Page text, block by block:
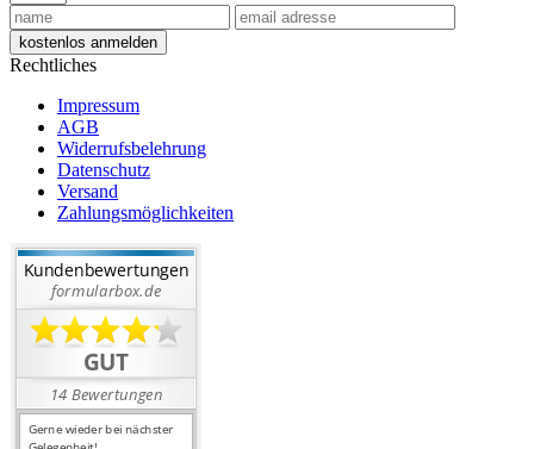
Rechtliches
Impressum
AGB
Widerrufsbelehrung
Datenschutz
Versand
Zahlungsmöglichkeiten